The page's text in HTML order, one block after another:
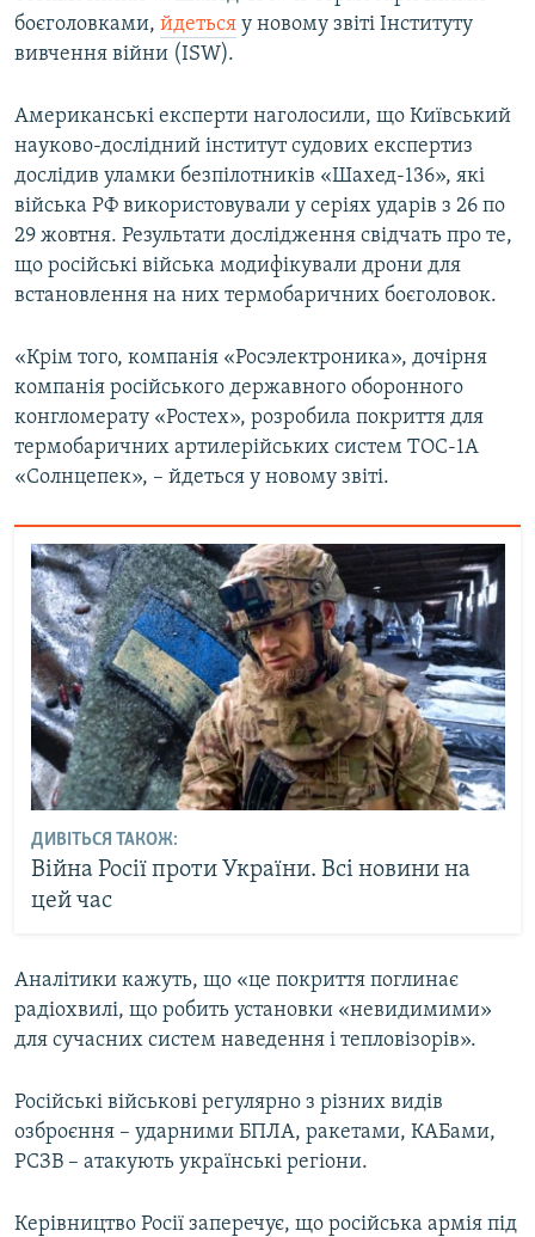
ДОЛУЧАЙСЯ!
Усі сайти RFE/RL
боєголовками, йдеться у новому звіті Інституту
вивчення війни (ISW).
Американські експерти наголосили, що Київський
науково-дослідний інститут судових експертиз
дослідив уламки безпілотників «Шахед-136», які
війська РФ використовували у серіях ударів з 26 по
29 жовтня. Результати дослідження свідчать про те,
що російські війська модифікували дрони для
встановлення на них термобаричних боєголовок.
«Крім того, компанія «Росэлектроника», дочірня
компанія російського державного оборонного
конгломерату «Ростех», розробила покриття для
термобаричних артилерійських систем ТОС-1А
«Солнцепек», – йдеться у новому звіті.
ДИВІТЬСЯ ТАКОЖ:
Війна Росії проти України. Всі новини на
цей час
Аналітики кажуть, що «це покриття поглинає
радіохвилі, що робить установки «невидимими»
для сучасних систем наведення і тепловізорів».
Російські військові регулярно з різних видів
озброєння – ударними БПЛА, ракетами, КАБами,
РСЗВ – атакують українські регіони.
Керівництво Росії заперечує, що російська армія під